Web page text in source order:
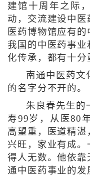
建馆十周年之际
动，交流建设中
医药博物馆应有
我国的中医药事
化传承，都有十分
南通中医药文
的名字分不开的。
朱良春先生的
寿99岁，从医80
高望重，医道精
兴旺，家业有成。
得人无数。他依
通中医药事业的发